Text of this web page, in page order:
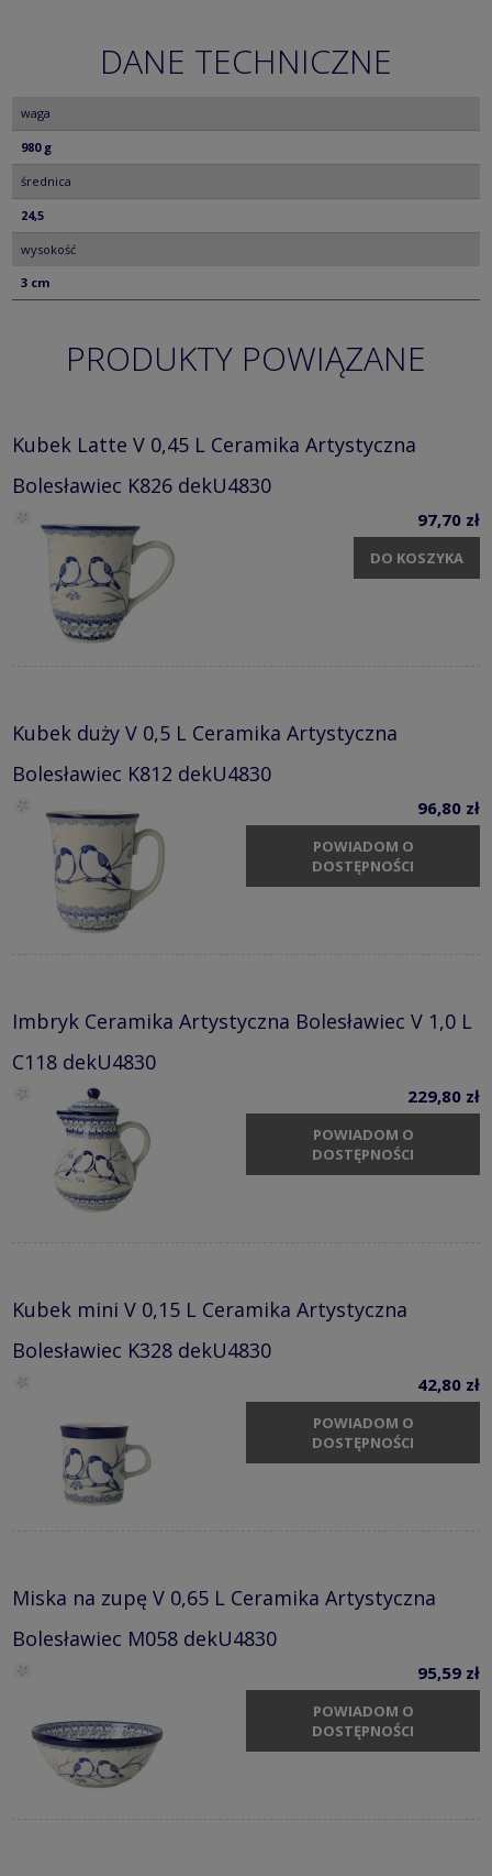
DANE TECHNICZNE
waga
980 g
średnica
24,5
wysokość
3 cm
PRODUKTY POWIĄZANE
Kubek Latte V 0,45 L Ceramika Artystyczna
Bolesławiec K826 dekU4830
97,70 zł
DO KOSZYKA
Kubek duży V 0,5 L Ceramika Artystyczna
Bolesławiec K812 dekU4830
96,80 zł
POWIADOM O
DOSTĘPNOŚCI
Imbryk Ceramika Artystyczna Bolesławiec V 1,0 L
C118 dekU4830
229,80 zł
POWIADOM O
DOSTĘPNOŚCI
Kubek mini V 0,15 L Ceramika Artystyczna
Bolesławiec K328 dekU4830
42,80 zł
POWIADOM O
DOSTĘPNOŚCI
Miska na zupę V 0,65 L Ceramika Artystyczna
Bolesławiec M058 dekU4830
95,59 zł
POWIADOM O
DOSTĘPNOŚCI